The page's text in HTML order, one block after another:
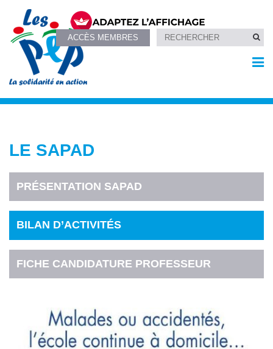
ACCÈS MEMBRES
LE SAPAD
PRÉSENTATION SAPAD
BILAN D’ACTIVITÉS
FICHE CANDIDATURE PROFESSEUR